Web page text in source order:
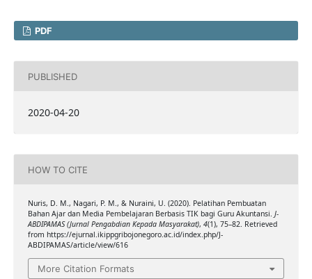
PDF
PUBLISHED
2020-04-20
HOW TO CITE
Nuris, D. M., Nagari, P. M., & Nuraini, U. (2020). Pelatihan Pembuatan
Bahan Ajar dan Media Pembelajaran Berbasis TIK bagi Guru Akuntansi. J-
ABDIPAMAS (Jurnal Pengabdian Kepada Masyarakat), 4(1), 75–82. Retrieved
from https://ejurnal.ikippgribojonegoro.ac.id/index.php/J-
ABDIPAMAS/article/view/616
More Citation Formats